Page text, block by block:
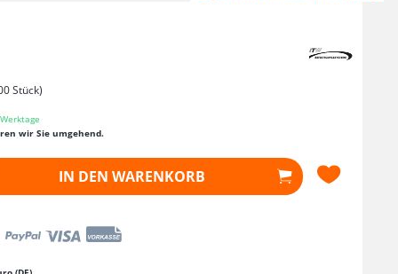
Stück)
wir Sie umgehend.
IN DEN WARENKORB